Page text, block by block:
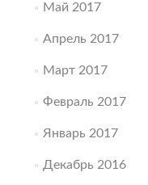
Май 2017
Апрель 2017
Март 2017
Февраль 2017
Январь 2017
Декабрь 2016